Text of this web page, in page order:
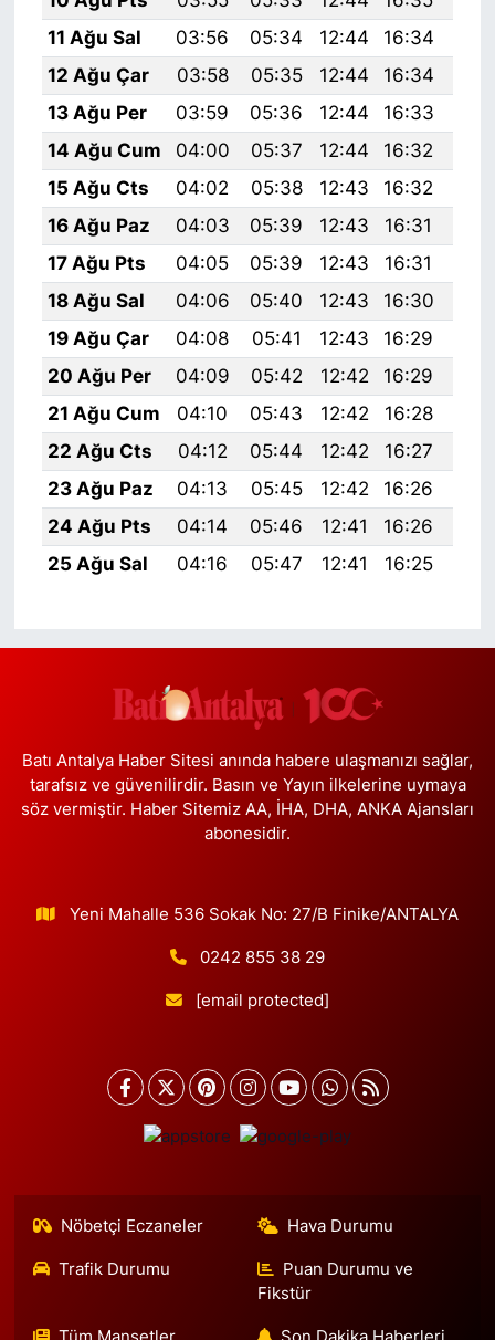
11 Ağu Sal
03:56 05:34 12:44 16:34
12 Ağu Çar
03:58 05:35 12:44 16:34
13 Ağu Per
03:59 05:36 12:44 16:33
14 Ağu Cum
04:00 05:37 12:44 16:32
15 Ağu Cts
04:02 05:38 12:43 16:32
16 Ağu Paz
04:03 05:39 12:43 16:31
17 Ağu Pts
04:05 05:39 12:43 16:31
18 Ağu Sal
04:06 05:40 12:43 16:30
19 Ağu Çar
04:08 05:41 12:43 16:29
20 Ağu Per
04:09 05:42 12:42 16:29
21 Ağu Cum
04:10 05:43 12:42 16:28
22 Ağu Cts
04:12 05:44 12:42 16:27
23 Ağu Paz
04:13 05:45 12:42 16:26
24 Ağu Pts
04:14 05:46 12:41 16:26
25 Ağu Sal
04:16 05:47 12:41 16:25
Batı Antalya Haber Sitesi anında habere ulaşmanızı sağlar,
tarafsız ve güvenilirdir. Basın ve Yayın ilkelerine uymaya
söz vermiştir. Haber Sitemiz AA, İHA, DHA, ANKA Ajansları
abonesidir.
Yeni Mahalle 536 Sokak No: 27/B Finike/ANTALYA
0242 855 38 29
[email protected]
Nöbetçi Eczaneler Hava Durumu
Trafik Durumu
Puan Durumu ve
Fikstür